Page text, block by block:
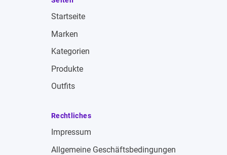
Startseite
Marken
Kategorien
Produkte
Outfits
Rechtliches
Impressum
Allgemeine Geschäftsbedingungen